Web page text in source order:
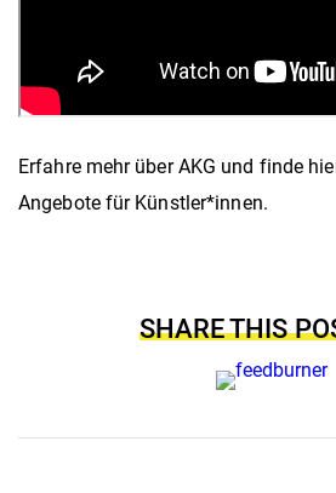
Erfahre mehr über AKG und finde
Angebote für Künstler*innen.
SHARE THIS